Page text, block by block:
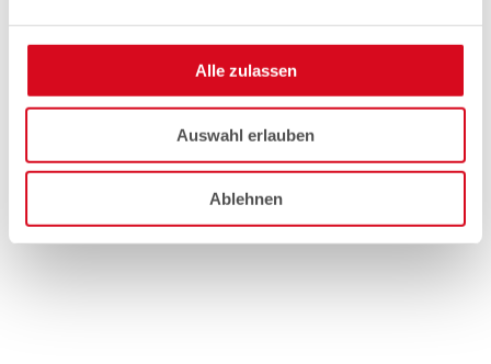
Alle zulassen
Auswahl erlauben
Ablehnen